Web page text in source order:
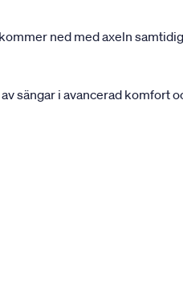
ned med axeln
sängar i avancerad komfort